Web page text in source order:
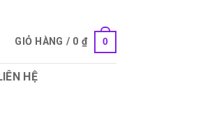
GIỎ HÀNG / 0₫ 0
HỆ